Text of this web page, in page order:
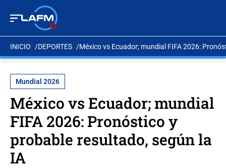
INICIO DEPORTES México vs Ecuador; mundial FIFA 2026:
Mundial 2026
México vs Ecuador; mundial
FIFA 2026: Pronóstico y
probable resultado, según la
IA